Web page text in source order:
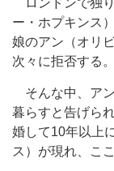
ロンドンで独
ー・ホプキンス
娘のアン（オリ
次々に拒否する。
そんな中、ア
暮らすと告げら
婚して10年以上
ス）が現れ、こ